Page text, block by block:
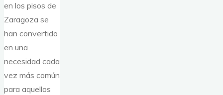
en los pisos de
Zaragoza se
han convertido
en una
necesidad cada
vez más común
para aquellos